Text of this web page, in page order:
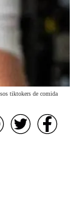
tiktokers de comida